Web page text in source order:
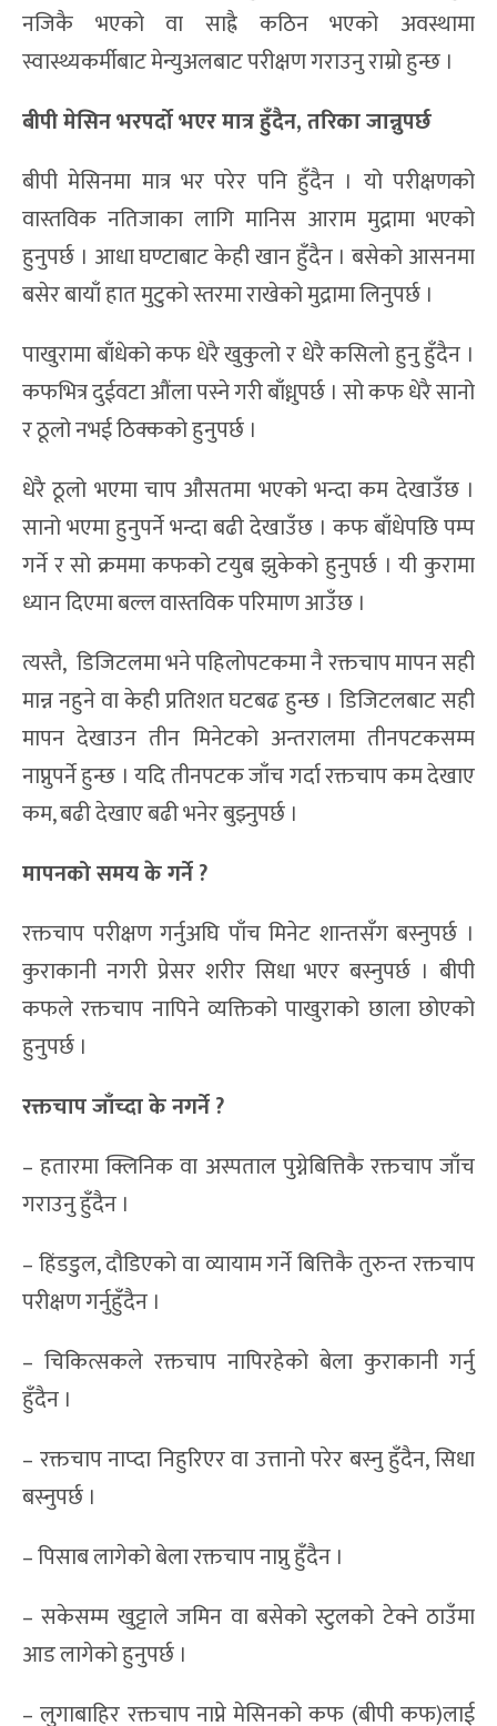
नजिकै भएको वा साह्रै कठिन भएको अवस्थामा
स्वास्थ्यकर्मीबाट मेन्युअलबाट परीक्षण गराउनु राम्रो हुन्छ ।
बीपी मेसिन भरपर्दो भएर मात्र हुँदैन,तरिका जान्नुपर्छ
बीपी मेसिनमा मात्र भर परेर पनि हुँदैन । यो परीक्षणको
वास्तविक नतिजाका लागि मानिस आराम मुद्रामा भएको
हुनुपर्छ । आधा घण्टाबाट केही खान हुँदैन । बसेको आसनमा
बसेर बायाँ हात मुटुको स्तरमा राखेको मुद्रामा लिनुपर्छ ।
पाखुरामा बाँधेको कफ धेरै खुकुलो र धेरै कसिलो हुनु हुँदैन ।
कफभित्र दुईवटा औंला पस्ने गरी बाँध्नुपर्छ । सो कफ धेरै सानो
र ठूलो नभई ठिक्कको हुनुपर्छ ।
धेरै ठूलो भएमा चाप औसतमा भएको भन्दा कम देखाउँछ ।
सानो भएमा हुनुपर्ने भन्दा बढी देखाउँछ । कफ बाँधेपछि पम्प
गर्ने र सो क्रममा कफको टयुब झुकेको हुनुपर्छ । यी कुरामा
ध्यान दिएमा बल्ल वास्तविक परिमाण आउँछ ।
त्यस्तै, डिजिटलमा भने पहिलोपटकमा नै रक्तचाप मापन सही
मान्न नहुने वा केही प्रतिशत घटबढ हुन्छ । डिजिटलबाट सही
मापन देखाउन तीन मिनेटको अन्तरालमा तीनपटकसम्म
नाप्नुपर्ने हुन्छ । यदि तीनपटक जाँच गर्दा रक्तचाप कम देखाए
कम, बढी देखाए बढी भनेर बुझ्नुपर्छ ।
मापनको समय के गर्ने ?
रक्तचाप परीक्षण गर्नुअघि पाँच मिनेट शान्तसँग बस्नुपर्छ ।
कुराकानी नगरी प्रेसर शरीर सिधा भएर बस्नुपर्छ । बीपी
कफले रक्तचाप नापिने व्यक्तिको पाखुराको छाला छोएको
हुनुपर्छ ।
रक्तचाप जाँच्दा के नगर्ने ?
– हतारमा क्लिनिक वा अस्पताल पुग्नेबित्तिकै रक्तचाप जाँच
गराउनु हुँदैन ।
– हिंडडुल, दौडिएको वा व्यायाम गर्ने बित्तिकै तुरुन्त रक्तचाप
परीक्षण गर्नुहुँदैन ।
– चिकित्सकले रक्तचाप नापिरहेको बेला कुराकानी गर्नु
हुँदैन ।
– रक्तचाप नाप्दा निहुरिएर वा उत्तानो परेर बस्नु हुँदैन, सिधा
बस्नुपर्छ ।
– पिसाब लागेको बेला रक्तचाप नाप्नु हुँदैन ।
– सकेसम्म खुट्टाले जमिन वा बसेको स्टुलको टेक्ने ठाउँमा
आड लागेको हुनुपर्छ ।
– लुगाबाहिर रक्तचाप नाप्ने मेसिनको कफ (बीपी कफ)लाई